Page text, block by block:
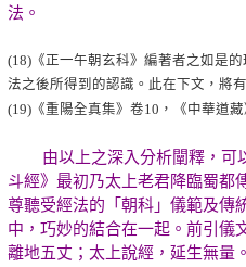
法。
(18) 《正一午朝玄科》編著者之如是
法之後所得到的認識。此在下文，將
(19) 《重陽全真集》卷10，《中華道
由以上之深入分析闡釋，可以
斗經》最初乃太上老君降臨蜀都
尊聽受經法的「朝科」儀範及傳
中，巧妙的結合在一起。前引儀
離地五丈；太上說經，延生無量